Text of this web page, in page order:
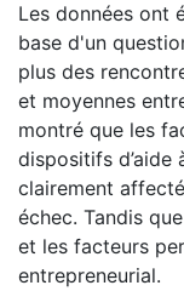
Les données ont
base d'un
plus des
et moyennes
montré que les
dispositifs d’aide
clairement
échec. Tandis
et les facteurs
entrepreneurial.